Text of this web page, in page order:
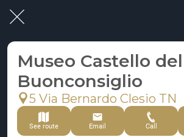
Museo Castello del
Buonconsiglio
5 Via Bernardo Clesio TN
See route Email Call